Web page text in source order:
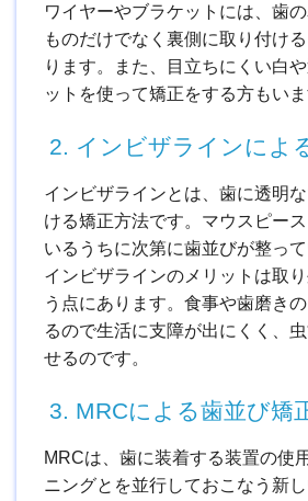
ワイヤーやブラケットには、歯
ものだけでなく裏側に取り付け
ります。また、目立ちにくい白
ットを使って矯正をする方もいま
2. インビザラインによ
インビザラインとは、歯に透明
ける矯正方法です。マウスピー
いるうちに次第に歯並びが整って
インビザラインのメリットは取
う点にあります。食事や歯磨き
るので生活に支障が出にくく、
せるのです。
3. MRCによる歯並び矯
MRCは、歯に装着する装置の使
ニングとを並行しておこなう新し